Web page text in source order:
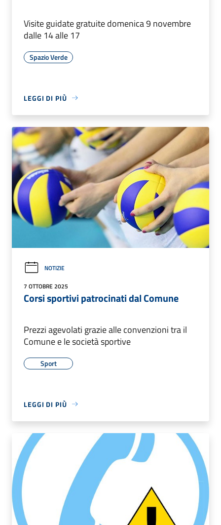
Visite guidate gratuite domenica 9 novembre
dalle 14 alle 17
Spazio Verde
LEGGI DI PIÙ
NOTIZIE
7 OTTOBRE 2025
Corsi sportivi patrocinati dal Comune
Prezzi agevolati grazie alle convenzioni tra il
Comune e le società sportive
Sport
LEGGI DI PIÙ